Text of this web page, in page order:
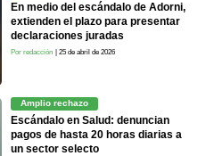
En medio del escándalo de Adorni,
extienden el plazo para presentar
declaraciones juradas
Por redacción | 25 de abril de 2026
Amplio rechazo
Escándalo en Salud: denuncian
pagos de hasta 20 horas diarias a
un sector selecto